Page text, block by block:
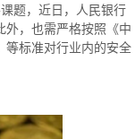
题，近日，人民银行
外，也需严格按照《中
等标准对行业内的安全